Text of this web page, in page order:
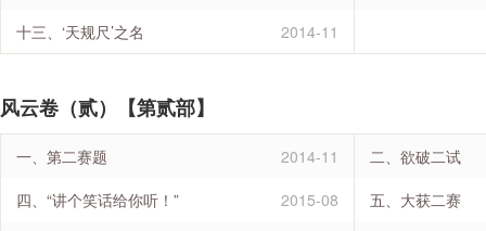
十三、‘天规尺’之名
2014-11
风云卷（贰）【第贰部】
一、第二赛题 2014-11
二、欲破二试
四、“讲个笑话给你听！”
2015-08
五、大获二赛